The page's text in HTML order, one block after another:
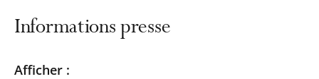
Informations presse
Passer
Passer
Afficher :